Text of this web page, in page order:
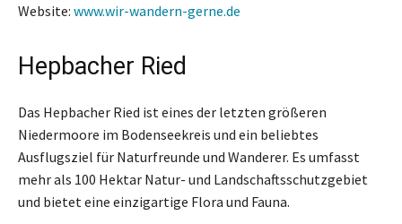
Website: www.wir-wandern-gerne.de
Hepbacher Ried
Das Hepbacher Ried ist eines der letzten größeren
Niedermoore im Bodenseekreis und ein beliebtes
Ausflugsziel für Naturfreunde und Wanderer. Es umfasst
mehr als 100 Hektar Natur- und Landschaftsschutzgebiet
und bietet eine einzigartige Flora und Fauna.